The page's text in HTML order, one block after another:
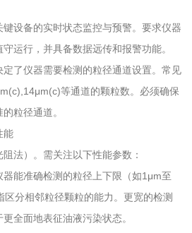
设备的实时状态监控与预警。要求仪器
运行，并具备数据远传和报警功能。
了仪器需要检测的粒径通道设置。常见
等通道的颗粒数。必须确保
粒径通道。
能
）。需关注以下性能参数：
能准确检测的粒径上下限（如1μm至
分相邻粒径颗粒的能力。更宽的检测
全面地表征油液污染状态。